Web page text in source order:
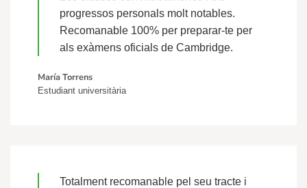
progressos personals molt notables.
Recomanable 100% per preparar-te per
als exàmens oficials de Cambridge.
María Torrens
Estudiant universitària
Totalment recomanable pel seu tracte i